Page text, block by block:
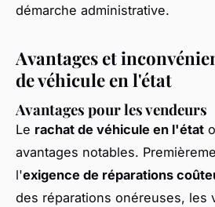
démarche administrative.
Avantages et
de véhicule en l'état
Avantages pour les vendeurs
Le rachat de véhicule en l'état
avantages notables.
l'exigence de réparations
des réparations onéreuses, les